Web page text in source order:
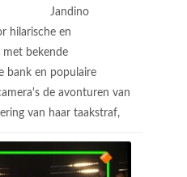
Jandino
hilarische en
met bekende
bank en populaire
de avonturen van
van haar taakstraf,